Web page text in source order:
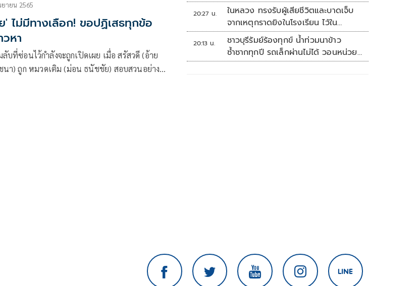
ยายน 2565
' ไม่มีทางเลือก! ขอปฏิเสธทุกข้อ
วหา
ลับที่ซ่อนไว้กำลังจะถูกเปิดเผย เมื่อ สรัสวดี (อ้าย
นา) ถูก หมวดเติม (ม่อน ธนัชชัย) สอบสวนอย่าง
20:27 น.
ในหลวง ทรงรับผู้เสียชีวิตและบาดเจ็บ
จากเหตุกราดยิงในโรงเรียน ไว้ใน
พระบรมราชานุเคราะห์
20:13 น.
ชาวบุรีรัมย์ร้องทุกข์ น้ำท่วมนาข้าว
ซ้ำซากทุกปี รถเล็กผ่านไม่ได้ วอนหน่วย
งานเร่งแก้ไข